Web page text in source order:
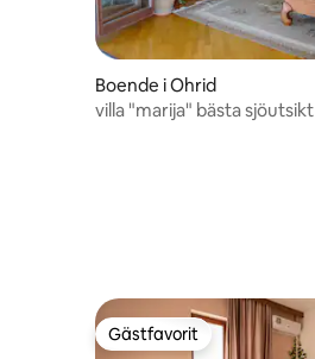
Boende i Ohrid
villa "marija" bästa sjöutsikt
Gästfavorit
Gästfavorit